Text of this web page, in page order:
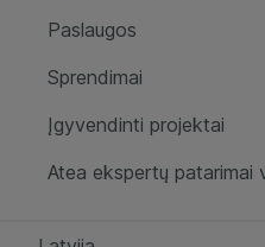
Paslaugos
Sprendimai
Įgyvendinti projektai
Atea ekspertų patarimai